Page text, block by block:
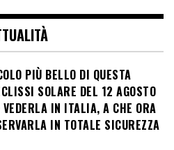
PIÙ BELLO DI QUESTA
SOLARE DEL 12 AGOSTO
IN ITALIA, A CHE ORA
IN TOTALE SICUREZZA